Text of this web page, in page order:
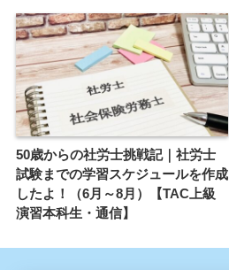
50歳からの社労士挑戦記｜社労士
試験までの学習スケジュールを作成
したよ！（6月～8月）【TAC上級
演習本科生・通信】